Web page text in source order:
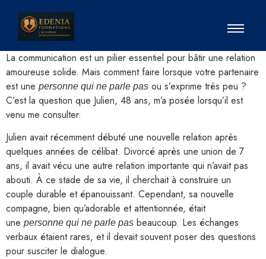
La communication est un pilier essentiel pour bâtir une relation
amoureuse solide. Mais comment faire lorsque votre partenaire
est une personne qui ne parle pas ou s’exprime très peu ?
C’est la question que Julien, 48 ans, m’a posée lorsqu’il est
venu me consulter.
Julien avait récemment débuté une nouvelle relation après
quelques années de célibat. Divorcé après une union de 7
ans, il avait vécu une autre relation importante qui n’avait pas
abouti. À ce stade de sa vie, il cherchait à construire un
couple durable et épanouissant. Cependant, sa nouvelle
compagne, bien qu’adorable et attentionnée, était
une personne qui ne parle pas beaucoup. Les échanges
verbaux étaient rares, et il devait souvent poser des questions
pour susciter le dialogue.